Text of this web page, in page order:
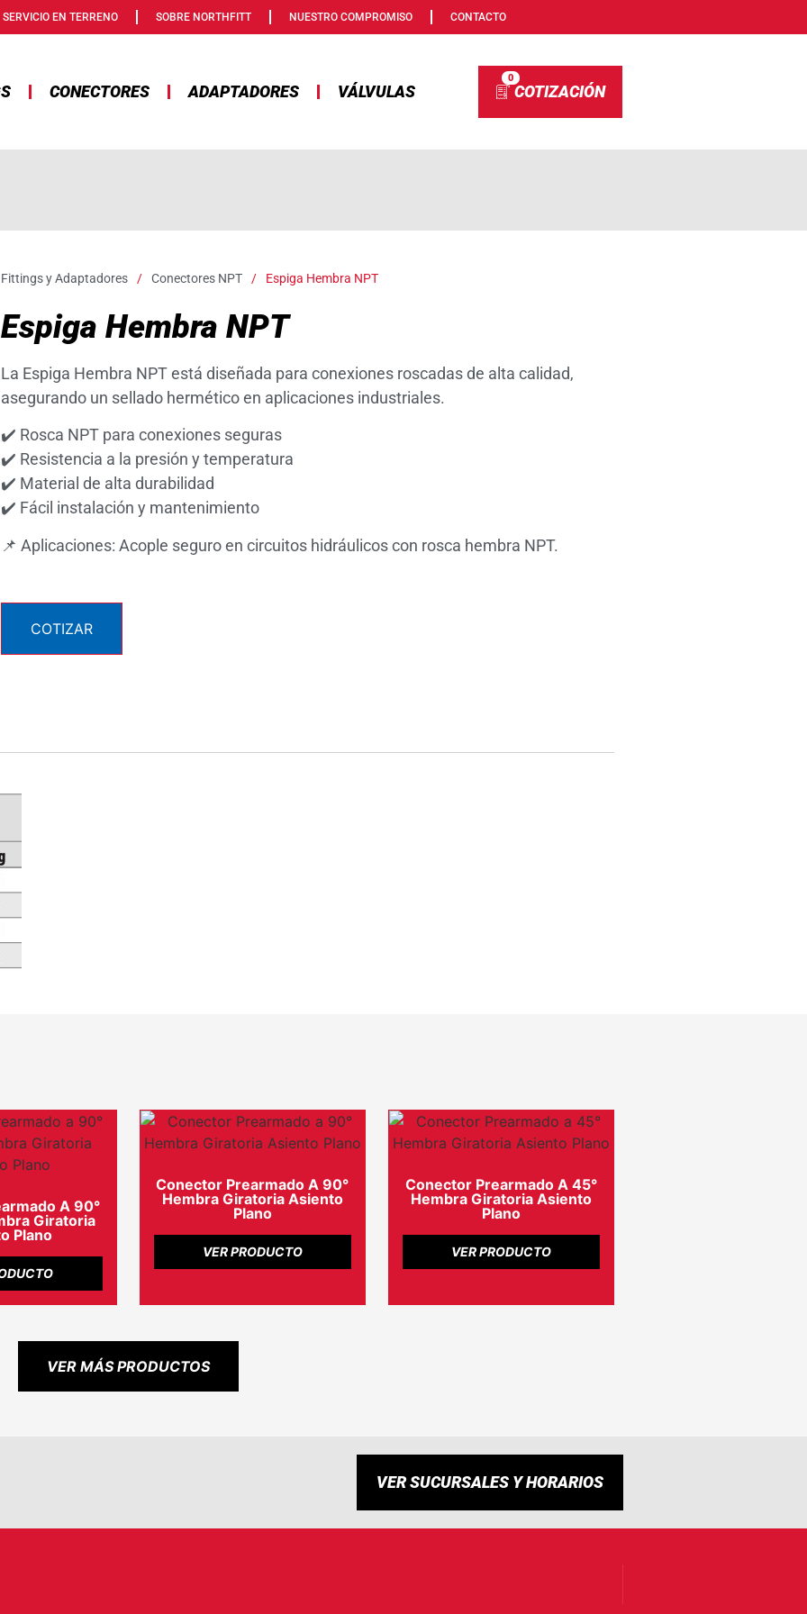
SERVICIO EN TERRENO SOBRE NORTHFITT NUESTRO COMPROMISO CONTACTO
CONECTORES ADAPTADORES VÁLVULAS
0
Fittings y Adaptadores / Conectores NPT / Espiga Hembra NPT
Espiga Hembra NPT
La Espiga Hembra NPT está diseñada para conexiones roscadas de alta calidad,
asegurando un sellado hermético en aplicaciones industriales.
✔️ Rosca NPT para conexiones seguras
✔️ Resistencia a la presión y temperatura
✔️ Material de alta durabilidad
✔️ Fácil instalación y mantenimiento
📌 Aplicaciones: Acople seguro en circuitos hidráulicos con rosca hembra NPT.
COTIZAR
A 90°
Giratoria
Plano
Conector Prearmado A 90°
Hembra Giratoria Asiento
Plano
VER PRODUCTO
Conector Prearmado A 45°
Hembra Giratoria Asiento
Plano
VER PRODUCTO
VER MÁS PRODUCTOS
VER SUCURSALES Y HORARIOS